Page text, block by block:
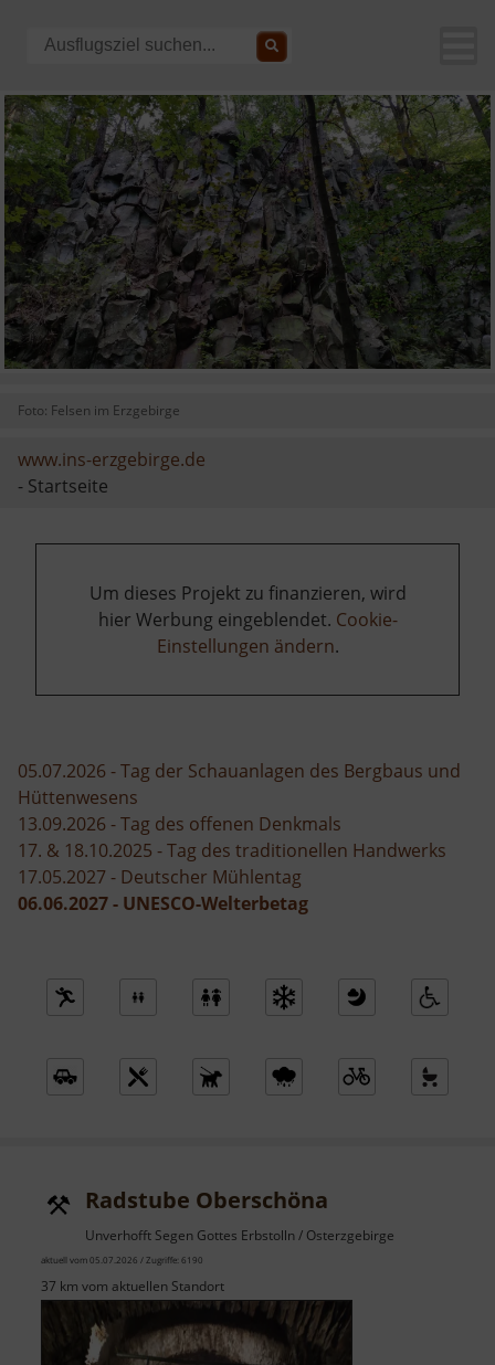
Foto: Felsen im Erzgebirge
www.ins-erzgebirge.de
- Startseite
Um dieses Projekt zu finanzieren, wird
hier Werbung eingeblendet. Cookie-
Einstellungen ändern.
05.07.2026 - Tag der Schauanlagen des Bergbaus und
Hüttenwesens
13.09.2026 - Tag des offenen Denkmals
17. & 18.10.2025 - Tag des traditionellen Handwerks
17.05.2027 - Deutscher Mühlentag
06.06.2027 - UNESCO-Welterbetag
Radstube Oberschöna
Unverhofft Segen Gottes Erbstolln / Osterzgebirge
aktuell vom 05.07.2026 / Zugriffe: 6190
37 km vom aktuellen Standort